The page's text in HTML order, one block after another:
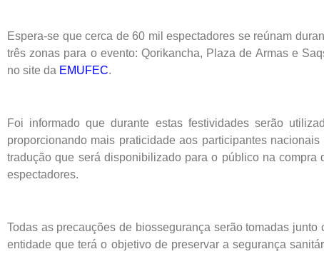
Espera-se que cerca de 60 mil espectadores se reúnam
três zonas para o evento: Qorikancha, Plaza de Armas e
no site da EMUFEC.
Foi informado que durante estas festividades serão
proporcionando mais praticidade aos participantes
tradução que será disponibilizado para o público na
espectadores.
Todas as precauções de biossegurança serão tomadas
entidade que terá o objetivo de preservar a segurança